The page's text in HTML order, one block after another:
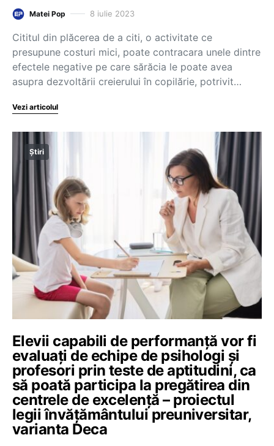
Matei Pop 8 iulie 2023
Cititul din plăcerea de a citi, o activitate ce
presupune costuri mici, poate contracara unele dintre
efectele negative pe care sărăcia le poate avea
asupra dezvoltării creierului în copilărie, potrivit…
Vezi articolul
Știri
Elevii capabili de performanță vor fi
evaluați de echipe de psihologi și
profesori prin teste de aptitudini, ca
să poată participa la pregătirea din
centrele de excelență – proiectul
legii învățământului preuniversitar,
varianta Deca